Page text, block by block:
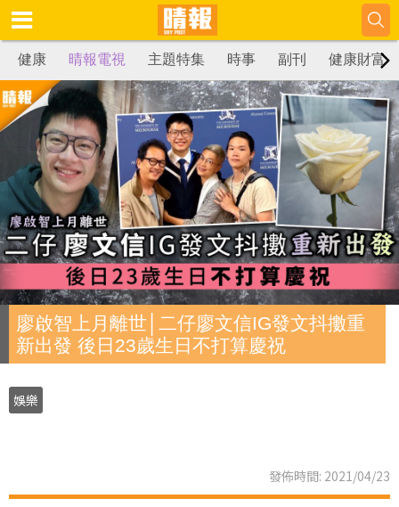
健康 晴報電視 主題特集 時事 副刊 健康財富
廖啟智上月離世│二仔廖文信IG發文抖擻重
新出發 後日23歲生日不打算慶祝
娛樂
發佈時間: 2021/04/23